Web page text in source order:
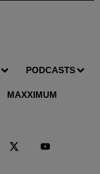
PODCASTS
MAXXIMUM